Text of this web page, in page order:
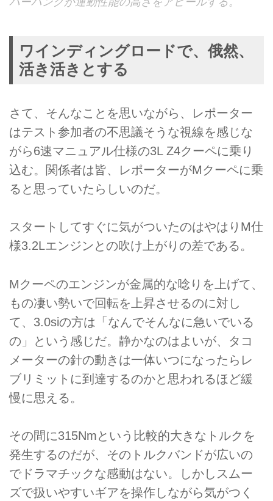
ワインディングロードで、俄然、
活き活きとする
さて、そんなことを思いながら、レポーター
はテスト参加者の不思議そうな視線を感じな
がら6速マニュアル仕様の3L Z4クーペに乗り
込む。関係者は皆、レポーターがMクーペに乗
ると思っていたらしいのだ。
スタートしてすぐに気がついたのはやはりM仕
様3.2Lエンジンとの吹け上がりの差である。
Mクーペのエンジンが金属的な唸りを上げて、
もの凄い勢いで回転を上昇させるのに対し
て、3.0siの方は「なんでそんなに急いでいる
の」という感じだ。静かなのはよいが、タコ
メーターの針の動きは一体いつになったらレ
ブリミットに到達するのかと思われるほど緩
慢に思える。
その間に315Nmという比較的大きなトルクを
発生するのだが、そのトルクバンドが広いの
でドラマチックな感動はない。しかしスムー
ズで扱いやすいギアを操作しながら気がつく